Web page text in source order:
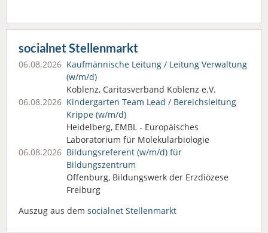
socialnet Stellenmarkt
06.08.2026 Kaufmännische Leitung / Leitung Verwaltung
(w/m/d)
Koblenz, Caritasverband Koblenz e.V.
06.08.2026 Kindergarten Team Lead / Bereichsleitung
Krippe (w/m/d)
Heidelberg, EMBL - Europäisches
Laboratorium für Molekularbiologie
06.08.2026 Bildungsreferent (w/m/d) für
Bildungszentrum
Offenburg, Bildungswerk der Erzdiözese
Freiburg
Auszug aus dem socialnet Stellenmarkt